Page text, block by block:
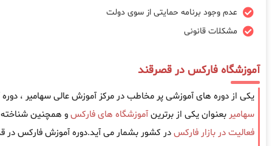
عدم وجود برنامه حمایتی از سوی دولت
مشکلات قانونی
آموزشگاه فارکس در قصرقند
یکی از دوره های آموزشی پر مخاطب در مرکز آموزش عالی سهامیر ،
سهامیر بعنوان یکی از برترینآموزشگاه های فارکسو همچنین شناخته
فعالیت در بازار فارکسدر کشور بشمار می آید.دوره آموزش فارکس در